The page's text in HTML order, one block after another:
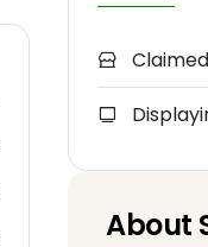
About